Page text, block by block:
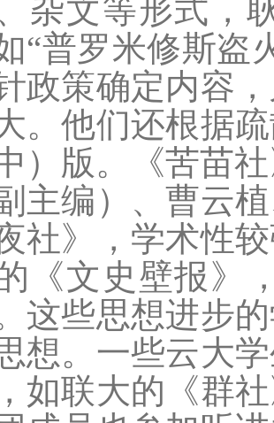
杂文等形式，
“普罗米修斯盗
政策确定内容
。他们还根据
）版。《苦苗
主编）、曹云
夜社》，学术性
《文史壁报》
这些思想进步
想。一些云大
如联大的《群